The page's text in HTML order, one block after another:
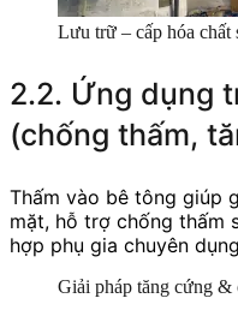
Lưu trữ – cấp hóa chất
2.2. Ứng dụng
(chống thấm,
Thấm vào bê tông giúp
mặt, hỗ trợ chống thấm
hợp phụ gia chuyên
Giải pháp tăng cứng &